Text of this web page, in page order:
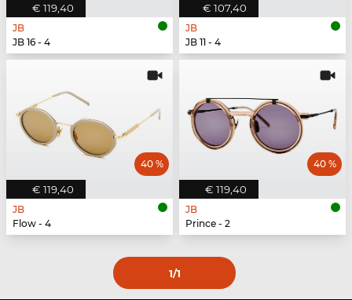
€ 119,40
JB
JB 16 - 4
€ 107,40
JB
JB 11 - 4
€ 119,40
40 %
JB
Flow - 4
€ 119,40
40 %
JB
Prince - 2
1/1